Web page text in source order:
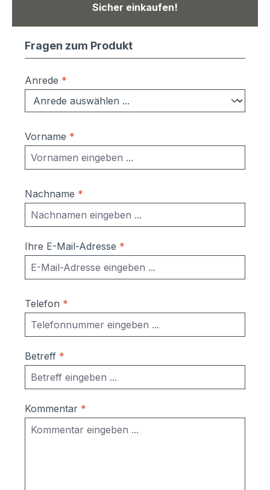
Sicher einkaufen!
Fragen zum Produkt
Anrede *
Vorname *
Nachname *
Ihre E-Mail-Adresse *
Telefon *
Betreff *
Kommentar *